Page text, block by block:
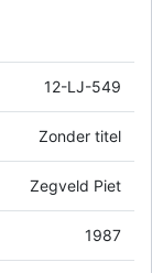
12-LJ-549
Zonder titel
Zegveld Piet
1987